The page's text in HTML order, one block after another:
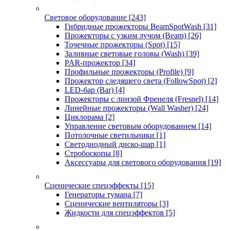
Световое оборудование [243]
Гибридные прожекторы BeamSpotWash [31]
Прожекторы с узким лучом (Beam) [26]
Точечные прожекторы (Spot) [15]
Заливные световые головы (Wash) [39]
PAR-прожектор [34]
Профильные прожекторы (Profile) [9]
Прожектор следящего света (FollowSpot) [2]
LED-бар (Bar) [4]
Прожекторы с линзой Френеля (Fresnel) [14]
Линейные прожекторы (Wall Washer) [24]
Циклорама [2]
Управление световым оборудованием [14]
Потолочные светильники [1]
Светодиодный диско-шар [1]
Стробоскопы [8]
Аксессуары для светового оборудования [19]
Сценические спецэффекты [15]
Генераторы тумана [7]
Сценические вентиляторы [3]
Жидкости для спецэффектов [5]